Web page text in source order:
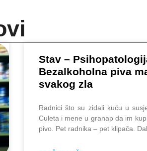
Stav –
Bezalkoholna piva
svakog zla
Radnici što su zidali kuću u
Culeta i mene u granap da im
pivo. Pet radnika – pet klipača.